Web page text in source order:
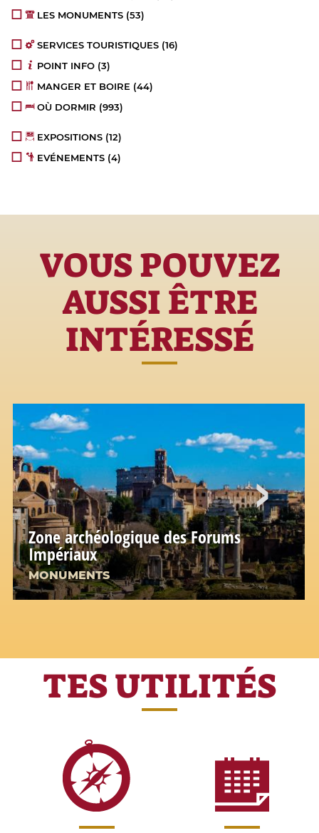
LES MONUMENTS (53)
SERVICES TOURISTIQUES (16)
POINT INFO (3)
MANGER ET BOIRE (44)
OÙ DORMIR (993)
EXPOSITIONS (12)
EVÉNEMENTS (4)
VOUS POUVEZ
AUSSI ÊTRE
INTÉRESSÉ
Zone archéologique des Forums
Impériaux
MONUMENTS
TES UTILITÉS